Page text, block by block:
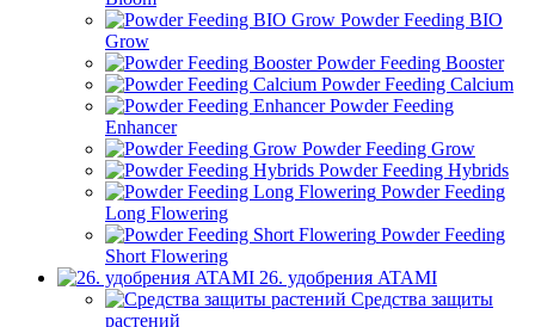
Powder Feeding BIO
Grow
Powder Feeding Booster
Powder Feeding Calcium
Powder Feeding
Enhancer
Powder Feeding Grow
Powder Feeding Hybrids
Powder Feeding
Long Flowering
Powder Feeding
Short Flowering
26. удобрения ATAMI
Средства защиты
растений